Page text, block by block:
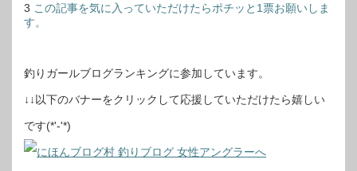
3 この記事を気に入っていただけたらポチッと1票お願いしま
す。
釣りガールブログランキングに参加しています。
↓↓以下のバナーをクリックして応援していただけたら嬉しい
です(*'-'*)